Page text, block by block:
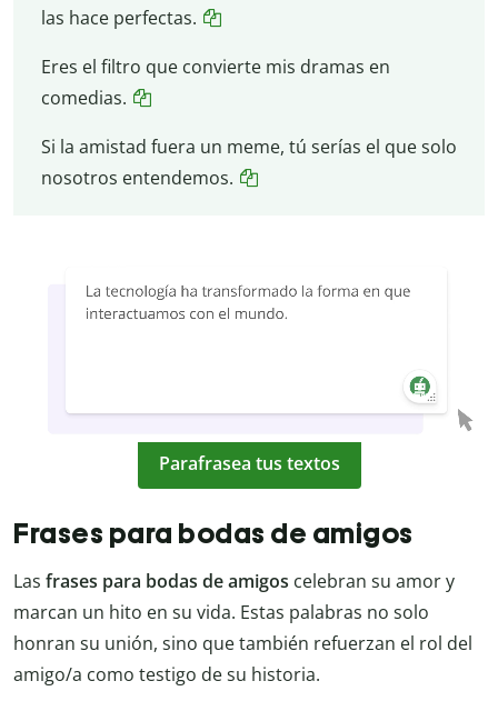
las hace perfectas.
Eres el filtro que convierte mis dramas en
comedias.
Si la amistad fuera un meme, tú serías el que solo
nosotros entendemos.
Parafrasea tus textos
Frases para bodas de amigos
Las frases para bodas de amigos celebran su amor y
marcan un hito en su vida. Estas palabras no solo
honran su unión, sino que también refuerzan el rol del
amigo/a como testigo de su historia.